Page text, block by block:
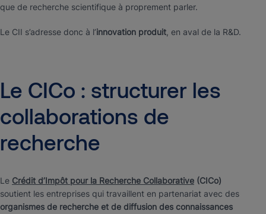
que de recherche scientifique à proprement parler.
Le CII s’adresse donc à l’innovation produit, en aval de la R&D.
Le CICo : structurer les
collaborations de
recherche
Le Crédit d’Impôt pour la Recherche Collaborative (CICo)
soutient les entreprises qui travaillent en partenariat avec des
organismes de recherche et de diffusion des connaissances